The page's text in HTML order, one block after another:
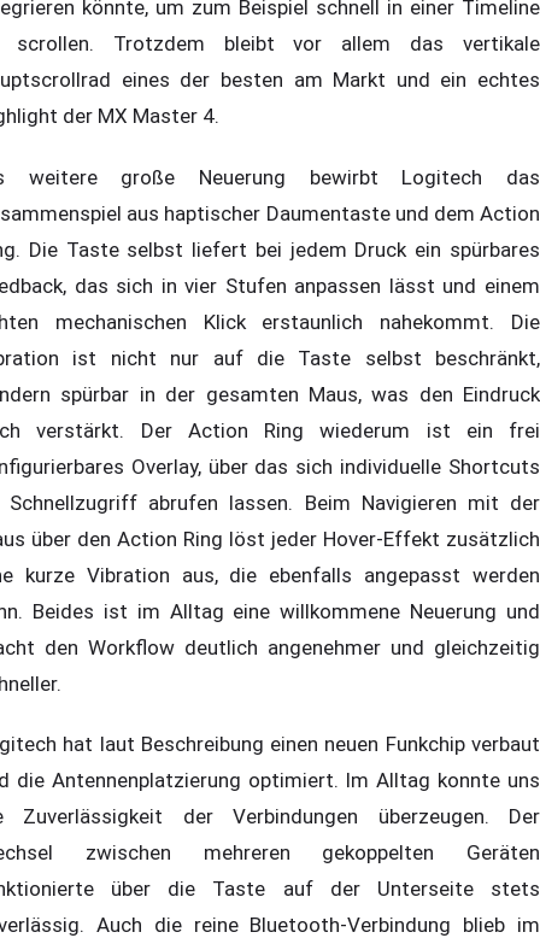
könnte, um zum Beispiel schnell in einer Timeline
scrollen. Trotzdem bleibt vor allem das vertikale
eines der besten am Markt und ein echtes
der MX Master 4.
weitere große Neuerung bewirbt Logitech das
aus haptischer Daumentaste und dem Action
Die Taste selbst liefert bei jedem Druck ein spürbares
das sich in vier Stufen anpassen lässt und einem
mechanischen Klick erstaunlich nahekommt. Die
ist nicht nur auf die Taste selbst beschränkt,
spürbar in der gesamten Maus, was den Eindruck
verstärkt. Der Action Ring wiederum ist ein frei
Overlay, über das sich individuelle Shortcuts
Schnellzugriff abrufen lassen. Beim Navigieren mit der
über den Action Ring löst jeder Hover-Effekt zusätzlich
kurze Vibration aus, die ebenfalls angepasst werden
Beides ist im Alltag eine willkommene Neuerung und
den Workflow deutlich angenehmer und gleichzeitig
hat laut Beschreibung einen neuen Funkchip verbaut
die Antennenplatzierung optimiert. Im Alltag konnte uns
Zuverlässigkeit der Verbindungen überzeugen. Der
zwischen mehreren gekoppelten Geräten
über die Taste auf der Unterseite stets
Auch die reine Bluetooth-Verbindung blieb im